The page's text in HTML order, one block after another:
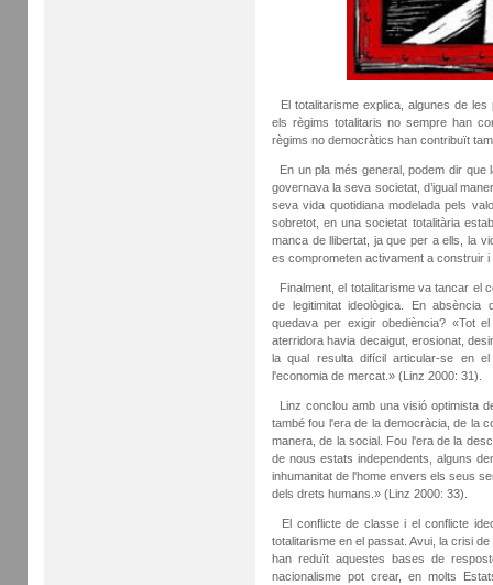
El totalitarisme explica, algunes de
els règims totalitaris no sempre han
règims no democràtics han contribuït
En un pla més general, podem dir
governava la seva societat, d’igual
seva vida quotidiana modelada pels
sobretot, en una societat totalitària
manca de llibertat, ja que per a ells, la
es comprometen activament a construir
Finalment, el totalitarisme va tancar el
de legitimitat ideològica. En absència
quedava per exigir obediència? «Tot
aterridora havia decaigut, erosionat,
la qual resulta difícil articular-se en
l'economia de mercat.» (Linz 2000: 31).
Linz conclou amb una visió optimista
també fou l'era de la democràcia, de la
manera, de la social. Fou l'era de la
de nous estats independents, alguns
inhumanitat de l'home envers els seus
dels drets humans.» (Linz 2000: 33).
El conflicte de classe i el conflicte
totalitarisme en el passat. Avui, la crisi
han reduït aquestes bases de
nacionalisme pot crear, en molts